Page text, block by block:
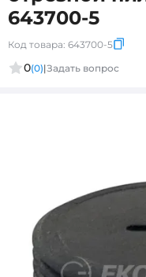
643700-5
Код товара: 643700-5
0(0)|Задать вопрос